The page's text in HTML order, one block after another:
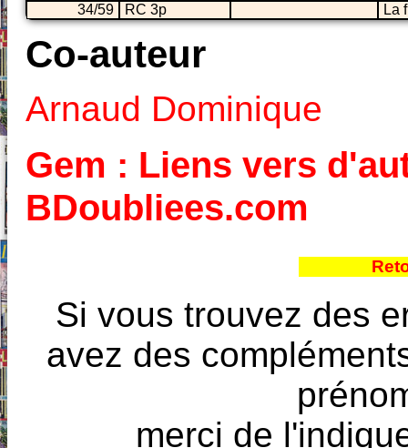
34/59
RC 3p La
Co-auteur
Arnaud Dominique
Gem : Liens vers
BDoubliees.com
Si vous trouvez des
avez des
merci de